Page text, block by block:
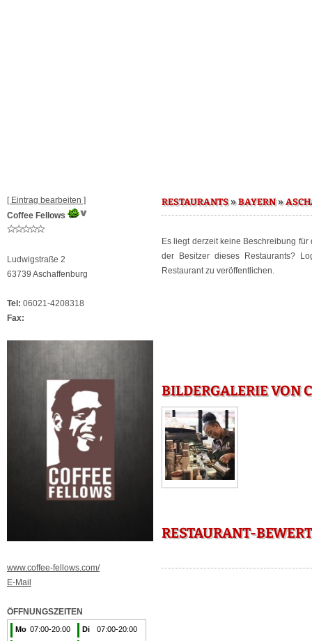
[ Eintrag bearbeiten ]
Coffee Fellows
Ludwigstraße 2
63739 Aschaffenburg
Tel: 06021-4208318
Fax:
www.coffee-fellows.com/
E-Mail
ÖFFNUNGSZEITEN
Mo 07:00-20:00 Di 07:00-20:00
RESTAURANTS»BAYERN»
Es liegt derzeit keine Beschreibung
der Besitzer dieses Restaurants?
Restaurant zu veröffentlichen.
BILDERGALERIE VON
RESTAURANT-